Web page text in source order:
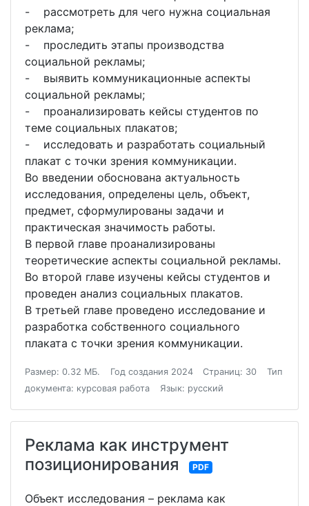
- рассмотреть для чего нужна социальная
реклама;
- проследить этапы производства
социальной рекламы;
- выявить коммуникационные аспекты
социальной рекламы;
- проанализировать кейсы студентов по
теме социальных плакатов;
- исследовать и разработать социальный
плакат с точки зрения коммуникации.
Во введении обоснована актуальность
исследования, определены цель, объект,
предмет, сформулированы задачи и
практическая значимость работы.
В первой главе проанализированы
теоретические аспекты социальной рекламы.
Во второй главе изучены кейсы студентов и
проведен анализ социальных плакатов.
В третьей главе проведено исследование и
разработка собственного социального
плаката с точки зрения коммуникации.
Размер: 0.32 МБ. Год создания 2024 Страниц: 30
Тип
документа: курсовая работа
Язык: русский
Реклама как инструмент
позиционирования
PDF
Объект исследования – реклама как